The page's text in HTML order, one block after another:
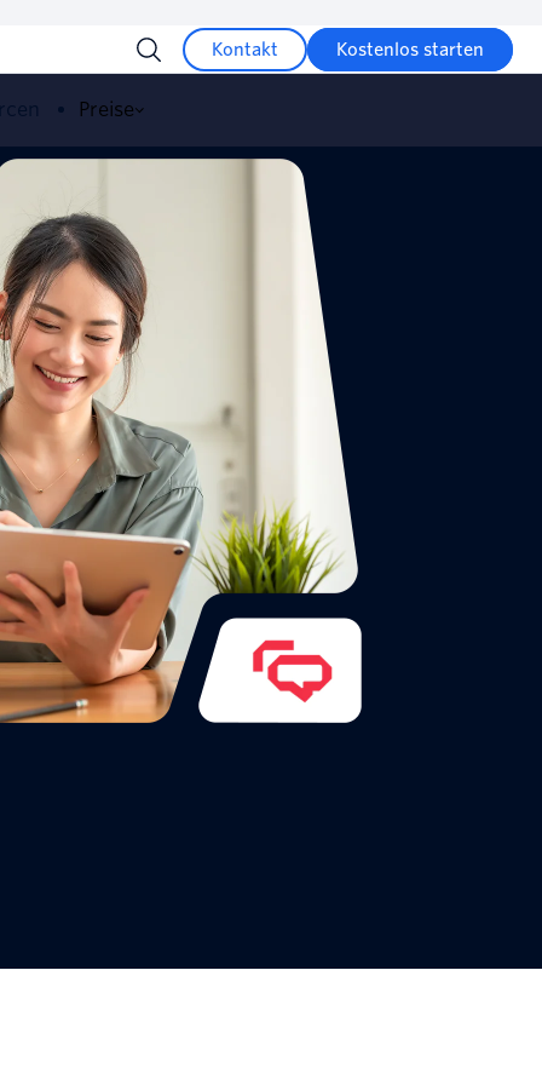
Kontakt Kostenlos starten
Preise